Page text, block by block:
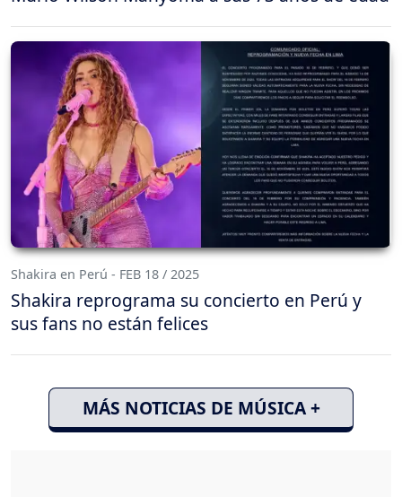
Shakira en Perú - FEB 18 / 2025
Shakira reprograma su concierto en Perú y
sus fans no están felices
MÁS NOTICIAS DE MÚSICA +